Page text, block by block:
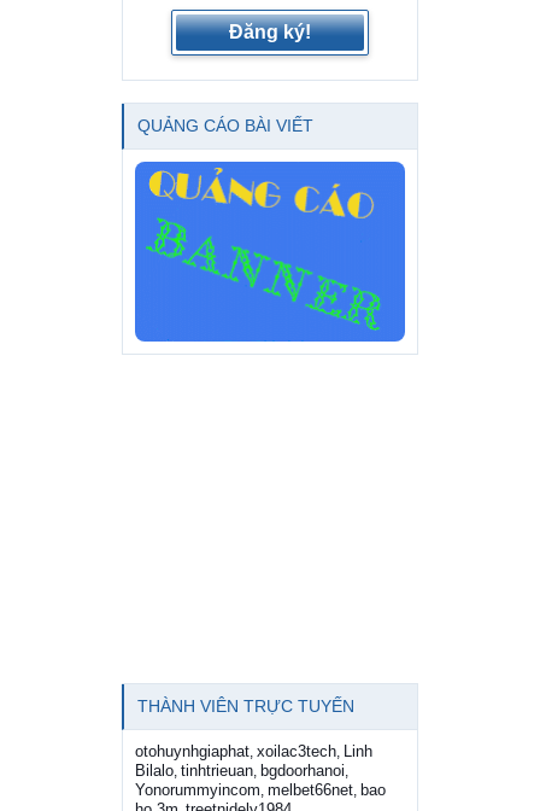
Đăng ký!
QUẢNG CÁO BÀI VIẾT
THÀNH VIÊN TRỰC TUYẾN
otohuynhgiaphat, xoilac3tech, Linh
Bilalo, tinhtrieuan, bgdoorhanoi,
Yonorummyincom, melbet66net, bao